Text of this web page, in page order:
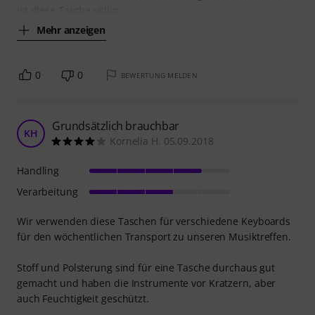
Mehr anzeigen
0 0 BEWERTUNG MELDEN
KH Grundsätzlich brauchbar
Kornelia H. 05.09.2018
Wir verwenden diese Taschen für verschiedene Keyboards
für den wöchentlichen Transport zu unseren Musiktreffen.
Stoff und Polsterung sind für eine Tasche durchaus gut
gemacht und haben die Instrumente vor Kratzern, aber
auch Feuchtigkeit geschützt.
Handling
Verarbeitung